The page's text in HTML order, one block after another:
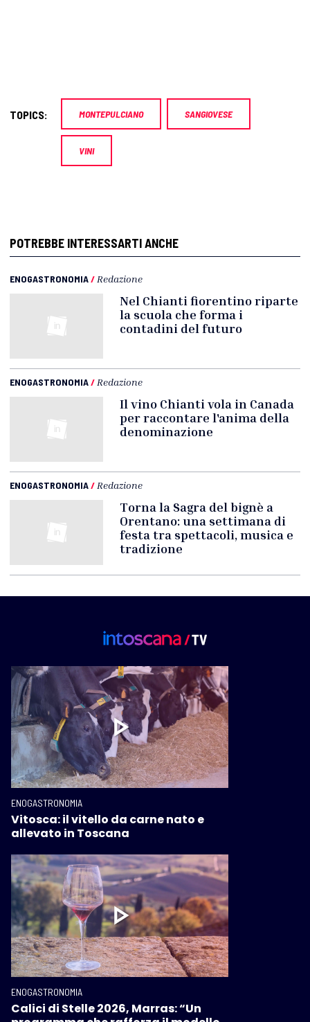
TOPICS: MONTEPULCIANO SANGIOVESE
VINI
POTREBBE INTERESSARTI ANCHE
ENOGASTRONOMIA/ Redazione
Nel Chianti fiorentino riparte
la scuola che forma i
contadini del futuro
ENOGASTRONOMIA/ Redazione
Il vino Chianti vola in Canada
per raccontare l'anima della
denominazione
ENOGASTRONOMIA/ Redazione
Torna la Sagra del bignè a
Orentano: una settimana di
festa tra spettacoli, musica e
tradizione
ENOGASTRONOMIA
Vitosca: il vitello da carne nato e
allevato in Toscana
ENOGASTRONOMIA
Calici di Stelle 2026, Marras: “Un